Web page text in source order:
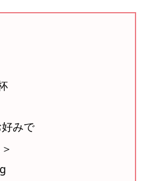
みで